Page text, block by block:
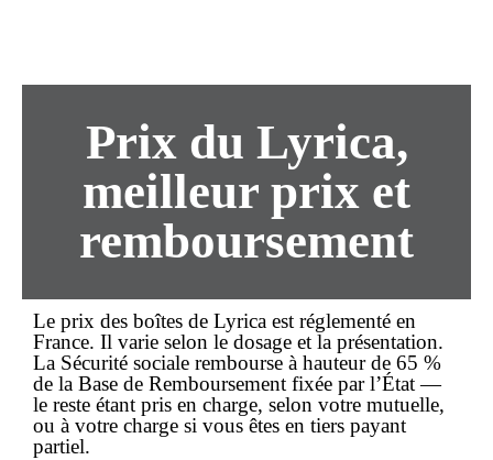
Prix du Lyrica,
meilleur prix et
remboursement
Le prix des boîtes de Lyrica est réglementé en
France. Il varie selon le dosage et la présentation.
La Sécurité sociale rembourse à hauteur de 65 %
de la Base de Remboursement fixée par l’État —
le reste étant pris en charge, selon votre mutuelle,
ou à votre charge si vous êtes en tiers payant
partiel.